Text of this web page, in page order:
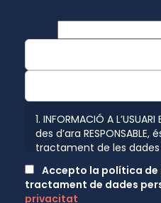
1. INFORMACIÓ A L’USUARI
des d’ara
tractament de les dades
conformitat amb el que
vigents en protecció de
Accepto la política
tractament de dades
privacitat